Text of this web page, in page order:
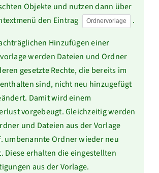
Objekte und nutzen dann über
den Eintrag
Ordnervorlage
.
Hinzufügen einer
werden Dateien und Ordner
gesetzte Rechte, die bereits im
sind, nicht neu hinzugefügt
Damit wird einem
vorgebeugt. Gleichzeitig werden
und Dateien aus der Vorlage
umbenannte Ordner wieder neu
Diese erhalten die eingestellten
aus der Vorlage.